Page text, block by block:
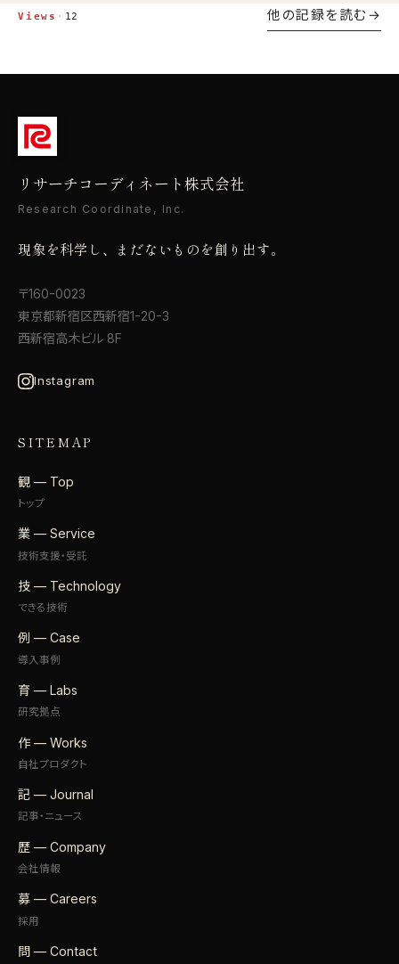
Views · 12 他の記録を読む
リサーチコーディネート株式会社
Research Coordinate, Inc.
現象を科学し、まだないものを創り出す。
〒160-0023
東京都新宿区西新宿1-20-3
西新宿高木ビル 8F
Instagram
SITEMAP
観 — Top
トップ
業 — Service
技術支援・受託
技 — Technology
できる技術
例 — Case
導入事例
育 — Labs
研究拠点
作 — Works
自社プロダクト
記 — Journal
記事・ニュース
歴 — Company
会社情報
募 — Careers
採用
問 — Contact